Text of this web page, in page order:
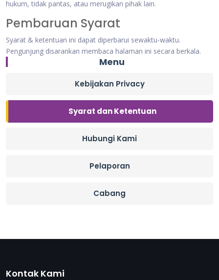
hukum, tidak pantas, atau merugikan pihak lain.
Pembaruan Syarat
Syarat & ketentuan ini dapat diperbarui sewaktu-waktu.
Pengunjung disarankan membaca halaman ini secara berkala.
Menu
Kebijakan Privacy
Syarat dan Ketentuan
Hubungi Kami
Pelaporan
Cabang
Kontak Kami